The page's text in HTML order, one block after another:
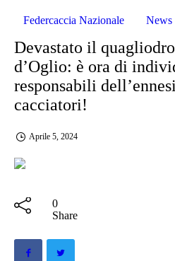
Federcaccia Nazionale News
Devastato il
d’Oglio: è ora di
responsabili
cacciatori!
Aprile 5, 2024
0
Share